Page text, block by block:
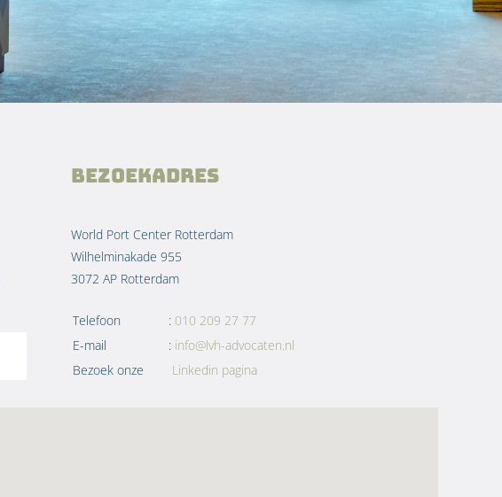
Bezoekadres
World Port Center Rotterdam
Wilhelminakade 955
3072 AP Rotterdam
Telefoon : 010 209 27 77
E-mail
: info@lvh-advocaten.nl
Bezoek onze
Linkedin pagina